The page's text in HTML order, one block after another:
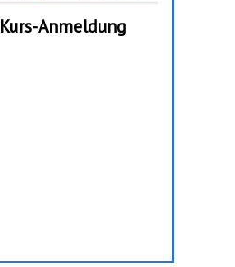
Kurs-Anmeldung